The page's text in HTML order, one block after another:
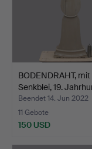
BODENDRAHT, mit
Senkblei, 19.
Beendet 14. Jun 2022
11 Gebote
150 USD